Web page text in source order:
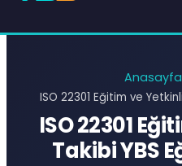
Anasayfa
ISO 22301 Eğitim ve
ISO 22301
Takibi YBS